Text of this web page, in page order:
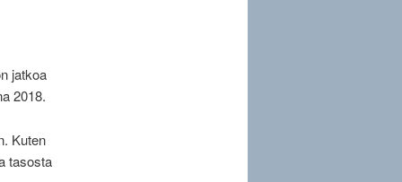
jatkoa
2018.
Kuten
tasosta